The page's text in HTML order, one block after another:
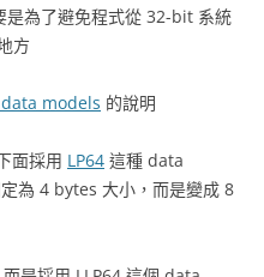
為了避免程式從 32-bit 系統
方
models 的說明
面採用 LP64 這種 data
為 4 bytes 大小，而是變成 8